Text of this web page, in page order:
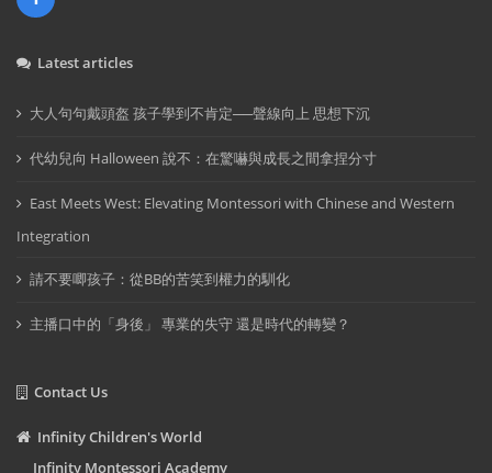
Latest articles
大人句句戴頭盔 孩子學到不肯定──聲線向上 思想下沉
代幼兒向 Halloween 說不：在驚嚇與成長之間拿捏分寸
East Meets West: Elevating Montessori with Chinese and Western
Integration
請不要唧孩子：從BB的苦笑到權力的馴化
主播口中的「身後」 專業的失守 還是時代的轉變？
Contact Us
Infinity Children's World
Infinity Montessori Academy